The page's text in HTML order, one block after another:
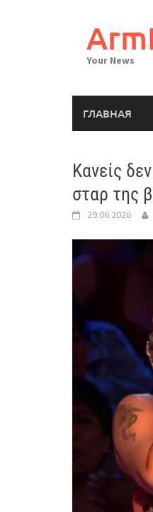
Your News
ГЛАВНАЯ
Κανείς
σταρ της
29.06.2026